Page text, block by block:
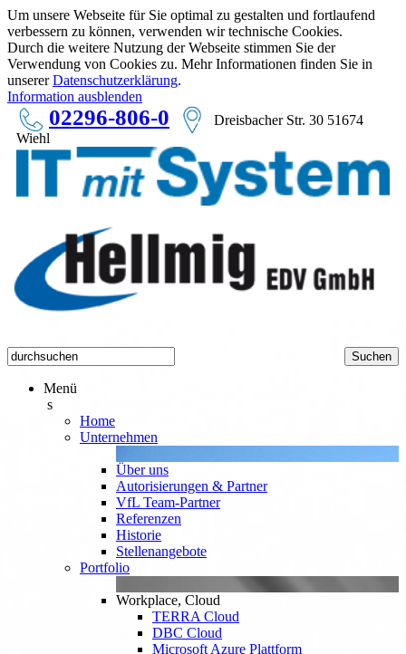
Um unsere Webseite für Sie optimal zu gestalten und fortlaufend
verbessern zu können, verwenden wir technische Cookies.
Durch die weitere Nutzung der Webseite stimmen Sie der
Verwendung von Cookies zu. Mehr Informationen finden Sie in
unsererDatenschutzerklärung.
Information ausblenden
02296-806-0
Dreisbacher Str. 30 51674
Wiehl
Menü
s
Home
Unternehmen
Über uns
Autorisierungen & Partner
VfL Team-Partner
Referenzen
Historie
Stellenangebote
Portfolio
Workplace, Cloud
TERRA Cloud
DBC Cloud
Microsoft Azure Plattform